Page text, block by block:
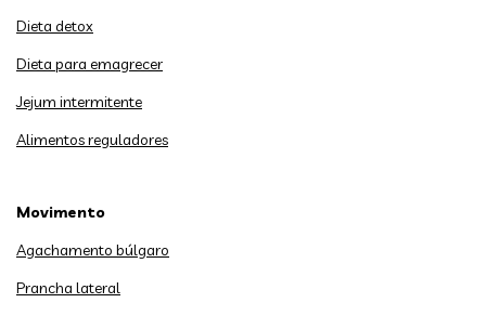
Dieta detox
Dieta para emagrecer
Jejum intermitente
Alimentos reguladores
Movimento
Agachamento búlgaro
Prancha lateral